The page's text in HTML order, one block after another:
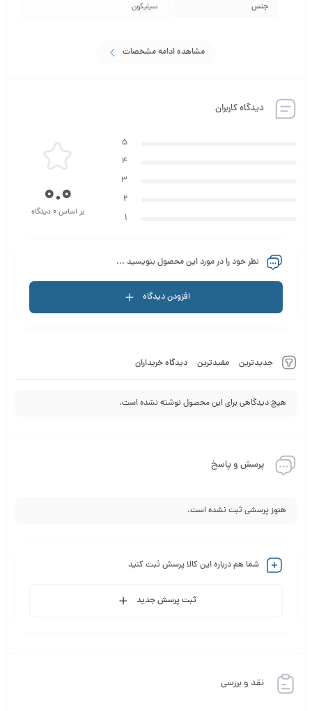
جنس سیلیکون
مشاهده ادامه مشخصات
دیدگاه کاربران
جدیدترین مفیدترین دیدگاه خریداران
هیچ دیدگاهی برای این محصول نوشته نشده است.
5
4
3
2
1
0.0
بر اساس 0 دیدگاه
نظر خود را در مورد این محصول بنویسید ...
افزودن دیدگاه
پرسش و پاسخ
هنوز پرسشی ثبت نشده است.
شما هم درباره این کالا پرسش ثبت کنید
ثبت پرسش جدید
نقد و بررسی